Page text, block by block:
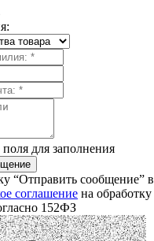
поля для заполнения
“Отправить сообщение”
соглашение на
152ФЗ